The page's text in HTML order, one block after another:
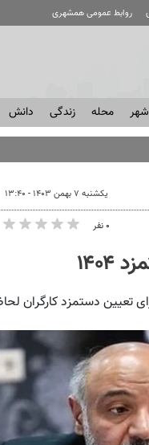
روابط عمومی همشهری
شهر محله زندگی دانش
یکشنبه ۷ بهمن ۱۴۰۳ - ۱۳:۴۰
۰ نفر
تعیین دستمزد کارگران
این ملک